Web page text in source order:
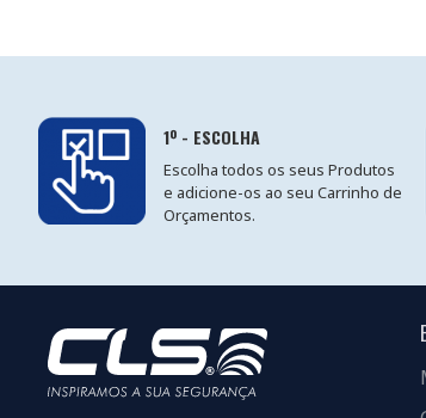
1º - ESCOLHA
Escolha todos os seus Produtos
e adicione-os ao seu Carrinho de
Orçamentos.